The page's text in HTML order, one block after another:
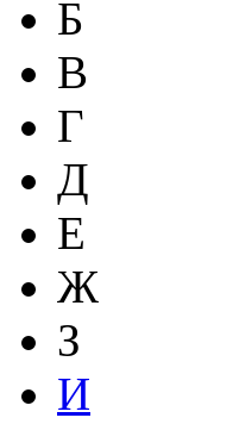
Б
В
Г
Д
Е
Ж
З
И